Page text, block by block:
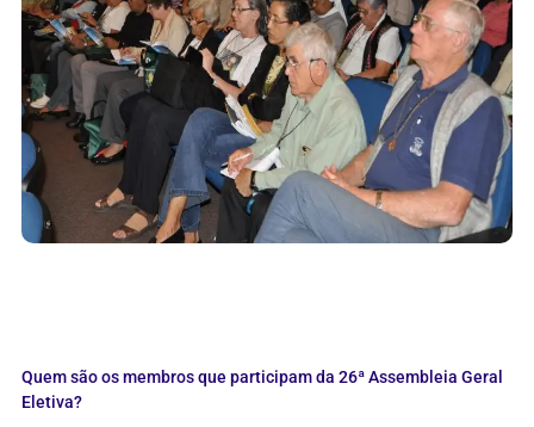
Quem são os membros que participam da 26ª Assembleia Geral
Eletiva?